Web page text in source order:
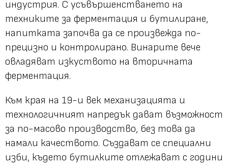
индустрия. С усъвършенстването на
техниките за ферментация и бутилиране,
напитката започва да се произвежда по-
прецизно и контролирано. Винарите вече
овладяват изкуството на вторичната
ферментация.
Към края на 19-и век механизацията и
технологичният напредък дават възможност
за по-масово производство, без това да
намали качеството. Създават се специални
изби, където бутилките отлежават с години